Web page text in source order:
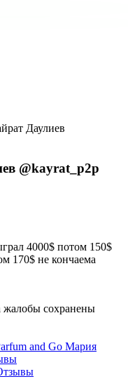
Даулиев
@kayrat_p2p
4000$ потом 150$
170$ не кончаема
жалобы сохранены
and Go Мария